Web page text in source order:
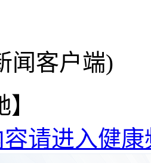
客户端)
请进入健康